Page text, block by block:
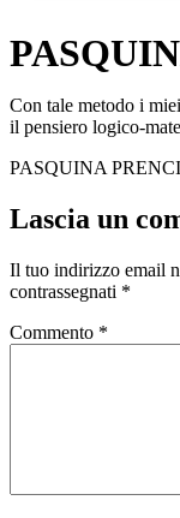
Con tale metodo i
il pensiero logico-
PASQUINA
Lascia un
Il tuo indirizzo email
contrassegnati *
Commento *